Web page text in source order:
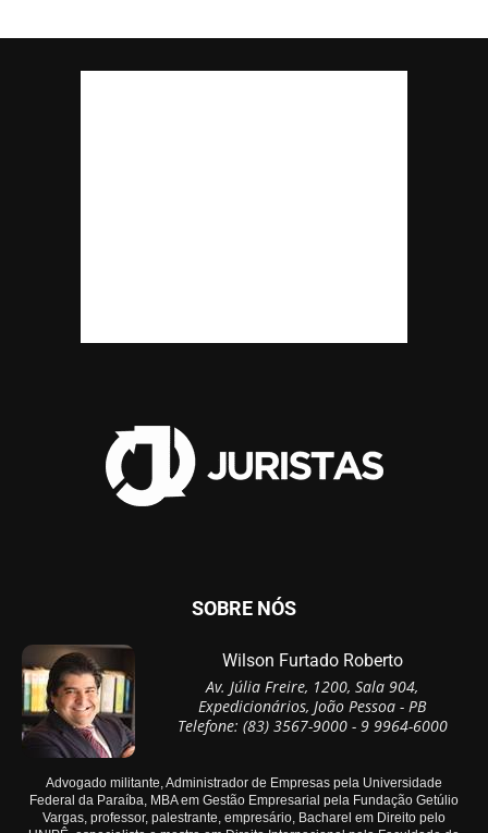
SOBRE NÓS
Wilson Furtado Roberto
Av. Júlia Freire, 1200, Sala 904,
Expedicionários, João Pessoa - PB
Telefone: (83) 3567-9000 - 9 9964-6000
Advogado militante, Administrador de Empresas pela Universidade
Federal da Paraíba, MBA em Gestão Empresarial pela Fundação Getúlio
Vargas, professor, palestrante, empresário, Bacharel em Direito pelo